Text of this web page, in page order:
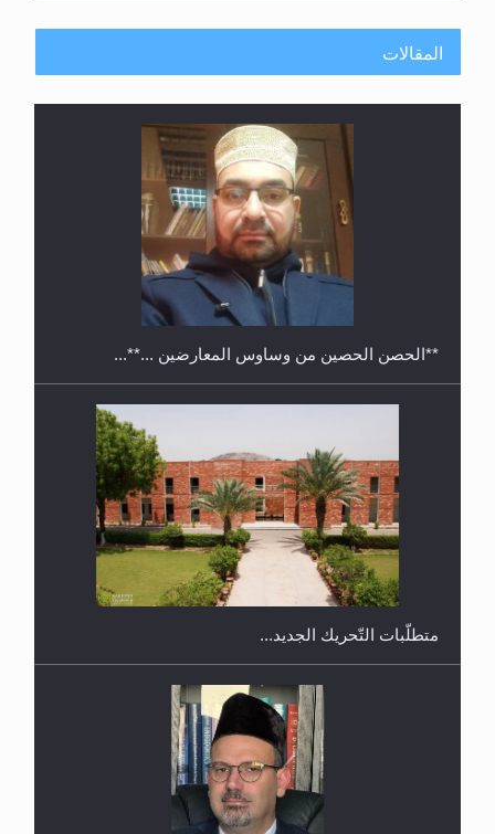
معرض القرآن الكريم لمدة ثلاثين يوما في مكتبة مدينة
ريهيماكي في فنلند
ندوة حول نظام الوصية في الجماعة الأحمدية في
شيتاغونغ – بنغلاديش
المقالات
**الحصن الحصين من وساوس المعارضين ...**...
متطلَّبات التّحريك الجديد...